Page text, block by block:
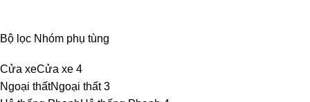
Bộ lọc Nhóm phụ tùng
Cửa xeCửa xe 4
Ngoại thấtNgoại thất 3